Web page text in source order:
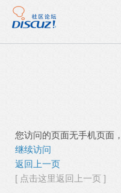
您访问的页面无手机页面
继续访问
返回上一页
[ 点击这里返回上一页 ]